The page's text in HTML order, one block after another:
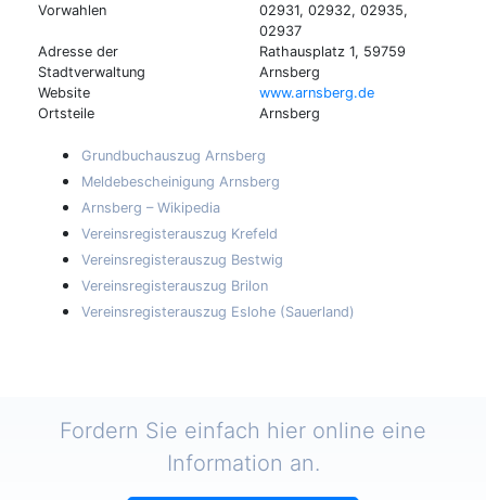
Vorwahlen
02931, 02932, 02935,
02937
Adresse der
Stadtverwaltung
Rathausplatz 1, 59759
Arnsberg
Website
www.arnsberg.de
Ortsteile
Arnsberg
Grundbuchauszug Arnsberg
Meldebescheinigung Arnsberg
Arnsberg – Wikipedia
Vereinsregisterauszug Krefeld
Vereinsregisterauszug Bestwig
Vereinsregisterauszug Brilon
Vereinsregisterauszug Eslohe (Sauerland)
Fordern Sie einfach hier online eine
Information an.